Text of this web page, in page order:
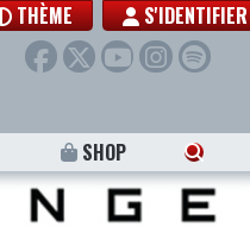
THÈME S'IDENTIFIER
SHOP